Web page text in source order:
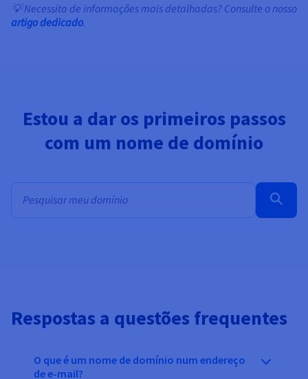
💡 Necessita de informações mais detalhadas? Consulte o nosso
artigo dedicado.
Estou a dar os primeiros passos
com um nome de domínio
Pesquisa em massa de domínios
Respostas a questões frequentes
O que é um nome de domínio num endereço
de e-mail?